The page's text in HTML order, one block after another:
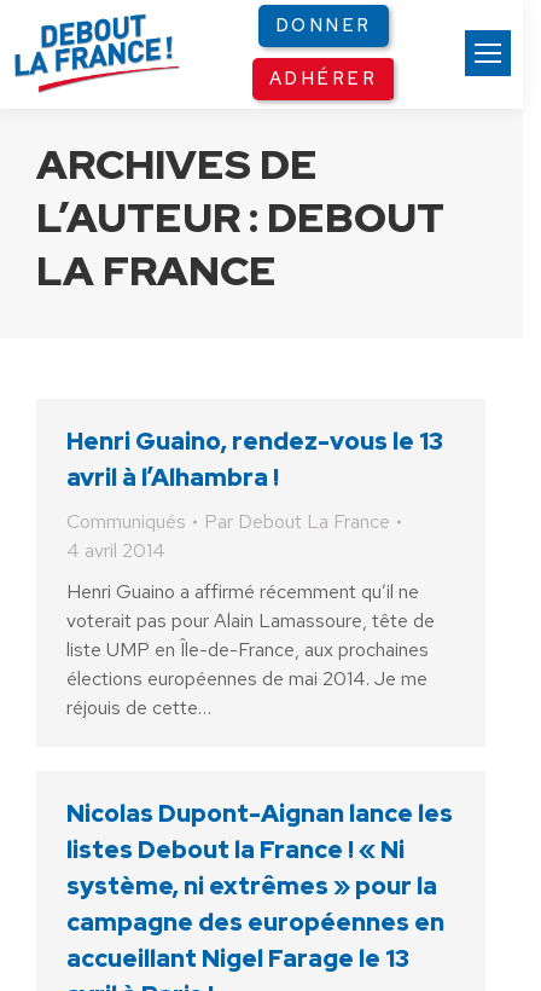
DONNER
ADHÉRER
ARCHIVES DE
L’AUTEUR : DEBOUT
LA FRANCE
Henri Guaino, rendez-vous le 13
avril à l’Alhambra !
Communiqués Par Debout La France
4 avril 2014
Henri Guaino a affirmé récemment qu’il ne
voterait pas pour Alain Lamassoure, tête de
liste UMP en Île-de-France, aux prochaines
élections européennes de mai 2014. Je me
réjouis de cette…
Nicolas Dupont-Aignan lance les
listes Debout la France ! « Ni
système, ni extrêmes » pour la
campagne des européennes en
accueillant Nigel Farage le 13
Panneau de gestion des cookies